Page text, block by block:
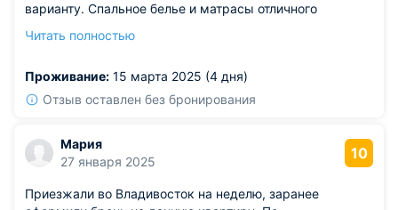
варианту. Спальное белье и матрасы отличного
Местоположение выбрано удачно, район отлично
Читать полностью
Проживание: 15 марта 2025 (4 дня)
Отзыв оставлен без бронирования
Мария
27 января 2025
10
Приезжали во Владивосток на неделю, заранее